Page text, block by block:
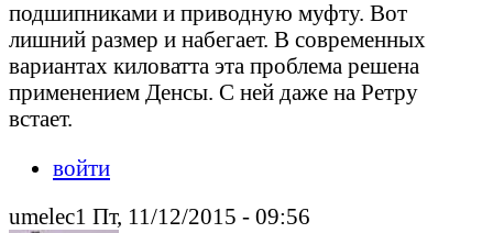
подшипниками и приводную муфту. Вот
лишний размер и набегает. В современных
вариантах киловатта эта проблема решена
применением Денсы. С ней даже на Ретру
встает.
войти
umelec1 Пт, 11/12/2015 - 09:56